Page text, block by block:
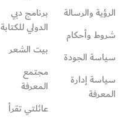
الرؤية والرسالة
شروط وأحكام
سياسة الجودة
سياسة إدارة
المعرفة
برنامج دبي
الدولي للكتابة
بيت الشعر
مجتمع
المعرفة
عائلتي تقرأ‎